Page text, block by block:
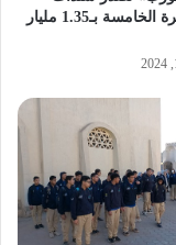
توريق للمرة الخامسة بـ1.35 مليار